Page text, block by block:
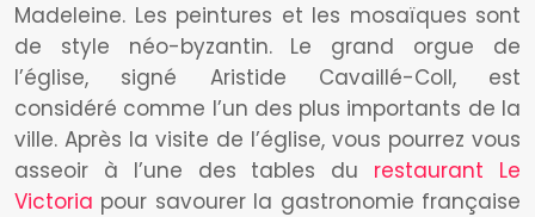
Madeleine. Les peintures et les mosaïques sont
de style néo-byzantin. Le grand orgue de
l’église, signé Aristide Cavaillé-Coll, est
considéré comme l’un des plus importants de la
ville. Après la visite de l’église, vous pourrez vous
asseoir à l’une des tables du restaurant Le
Victoria pour savourer la gastronomie française